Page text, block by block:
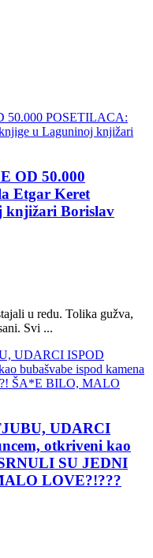
OD 50.000
Etgar Keret
knjižari Borislav
u redu. Tolika gužva,
Svi ...
UDARCI
otkriveni kao
SU JEDNI
LOVE?!???